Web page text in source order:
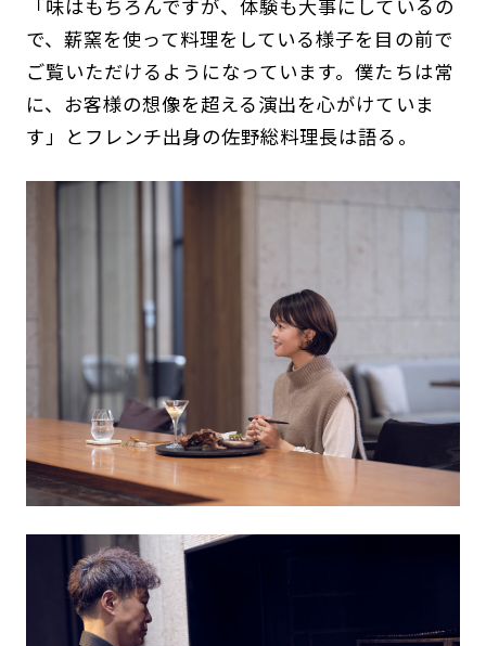
「味はもちろんですが、体験も大事にしているの
で、薪窯を使って料理をしている様子を目の前で
ご覧いただけるようになっています。僕たちは常
に、お客様の想像を超える演出を心がけていま
す」とフレンチ出身の佐野総料理長は語る。